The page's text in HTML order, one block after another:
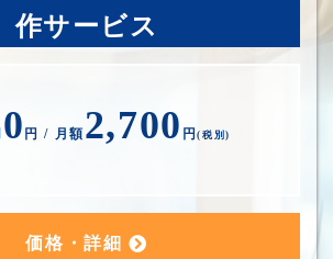
作サービス
0 円 / 月額2,700 円(税別)
価格・詳細